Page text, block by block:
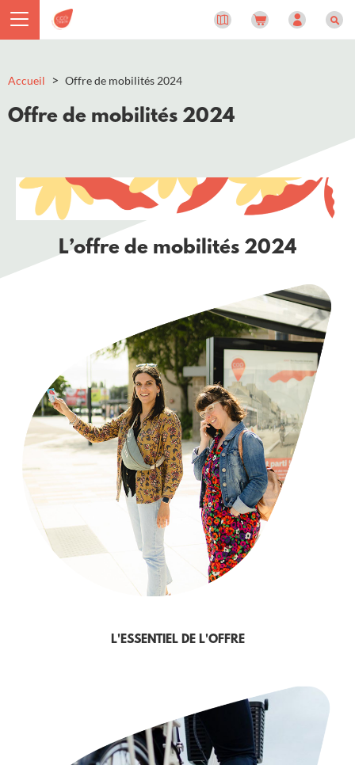
Accueil > Offre de mobilités 2024
Offre de mobilités 2024
L’offre de mobilités 2024
L'ESSENTIEL DE L'OFFRE
Panneau de gestion des cookies